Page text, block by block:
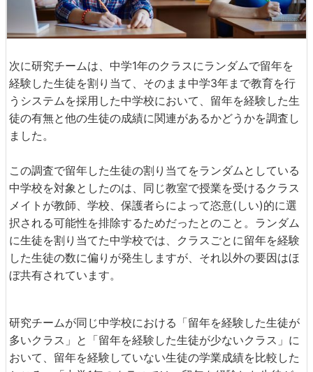
次に研究チームは、中学1年のクラスにランダムで留年を
経験した生徒を割り当て、そのまま中学3年まで教育を行
うシステムを採用した中学校において、留年を経験した生
徒の有無と他の生徒の成績に関連があるかどうかを調査し
ました。
この調査で留年した生徒の割り当てをランダムとしている
中学校を対象としたのは、同じ教室で授業を受けるクラス
メイトが教師、学校、保護者らによって恣意(しい)的に選
択される可能性を排除するためだったとのこと。ランダム
に生徒を割り当てた中学校では、クラスごとに留年を経験
した生徒の数に偏りが発生しますが、それ以外の要因はほ
ぼ共有されています。
研究チームが同じ中学校における「留年を経験した生徒が
多いクラス」と「留年を経験した生徒が少ないクラス」に
おいて、留年を経験していない生徒の学業成績を比較した